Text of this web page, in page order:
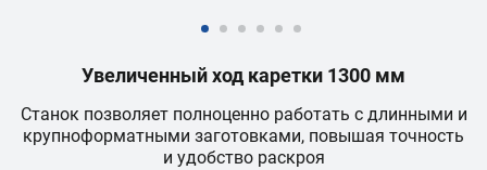
Увеличенный ход каретки 1300 мм
Станок позволяет полноценно работать с длинными и
крупноформатными заготовками, повышая точность
и удобство раскроя